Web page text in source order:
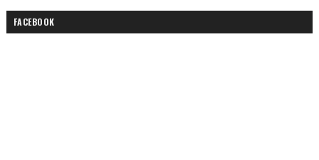
FACEBOOK